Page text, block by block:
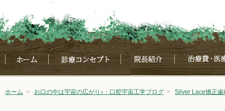
ホーム > お口の中は宇宙の広がり♪：口腔宇宙工学ブログ > Silver Lace矯正歯